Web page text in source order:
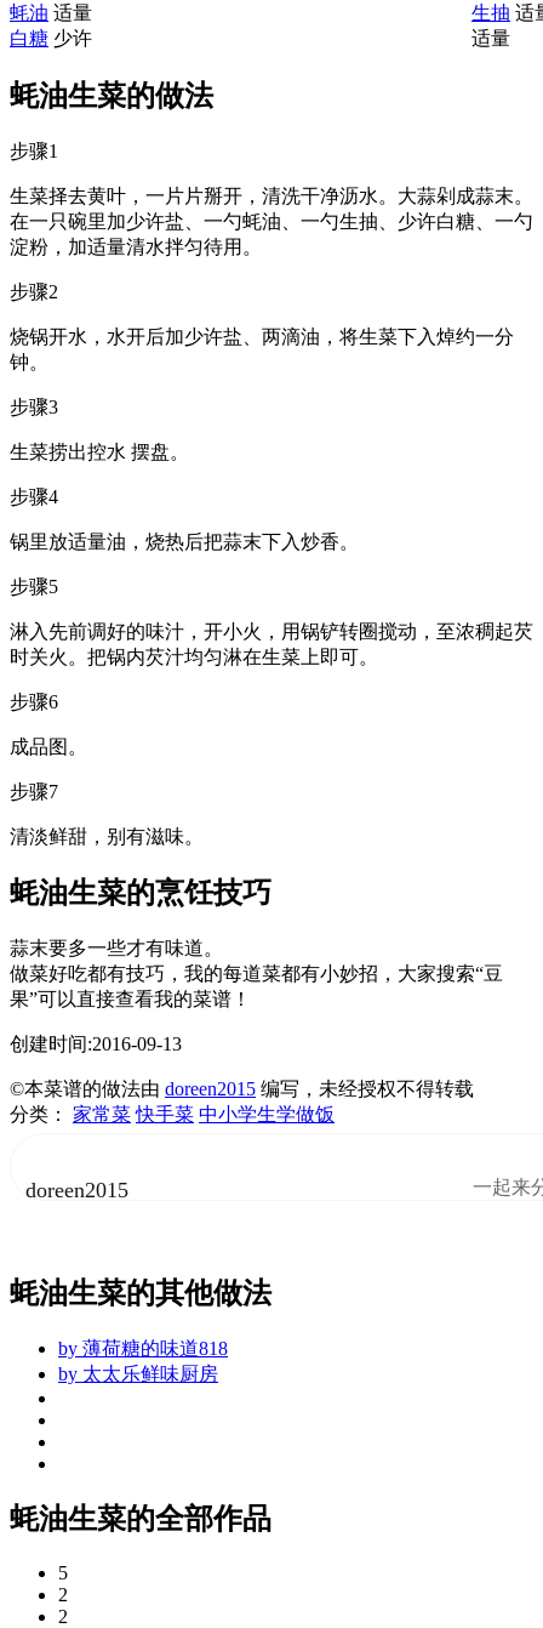
蚝油 适量 生抽 适
白糖 少许 适量
蚝油生菜的做法
步骤1
生菜择去黄叶，一片片掰开，清洗干净沥水。大蒜剁成蒜末。
在一只碗里加少许盐、一勺蚝油、一勺生抽、少许白糖、一勺
淀粉，加适量清水拌匀待用。
步骤2
烧锅开水，水开后加少许盐、两滴油，将生菜下入焯约一分
钟。
步骤3
生菜捞出控水 摆盘。
步骤4
锅里放适量油，烧热后把蒜末下入炒香。
步骤5
淋入先前调好的味汁，开小火，用锅铲转圈搅动，至浓稠起芡
时关火。把锅内芡汁均匀淋在生菜上即可。
步骤6
成品图。
步骤7
清淡鲜甜，别有滋味。
蚝油生菜的烹饪技巧
蒜末要多一些才有味道。
做菜好吃都有技巧，我的每道菜都有小妙招，大家搜索“豆
果”可以直接查看我的菜谱！
创建时间:2016-09-13
©本菜谱的做法由 doreen2015 编写，未经授权不得转载
分类： 家常菜 快手菜 中小学生学做饭
doreen2015 一起来
蚝油生菜的其他做法
by 薄荷糖的味道818
by 太太乐鲜味厨房
蚝油生菜的全部作品
5
2
2